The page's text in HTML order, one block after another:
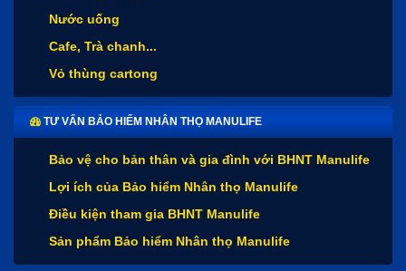
Nước uống
Cafe, Trà chanh...
Vỏ thùng cartong
TƯ VẤN BẢO HIỂM NHÂN THỌ MANULIFE
Bảo vệ cho bản thân và gia đình với BHNT Manulife
Lợi ích của Bảo hiểm Nhân thọ Manulife
Điều kiện tham gia BHNT Manulife
Sản phẩm Bảo hiểm Nhân thọ Manulife